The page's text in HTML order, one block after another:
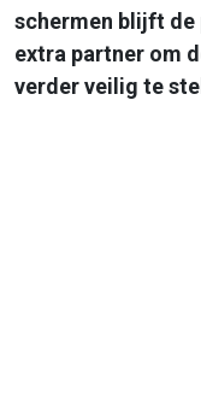
schermen blijft de
extra partner om
verder veilig te